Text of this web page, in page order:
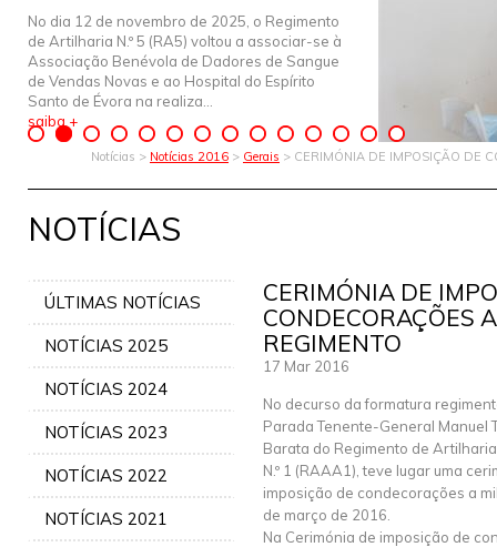
No dia 12 de novembro de 2025, o Regimento
de Artilharia N.º 5 (RA5) voltou a associar-se à
Associação Benévola de Dadores de Sangue
de Vendas Novas e ao Hospital do Espírito
Santo de Évora na realiza...
saiba +
Notícias > Notícias 2016 > Gerais > CERIMÓNIA DE IMPOSIÇÃO DE
NOTÍCIAS
ÚLTIMAS NOTÍCIAS
NOTÍCIAS 2025
NOTÍCIAS 2024
NOTÍCIAS 2023
NOTÍCIAS 2022
NOTÍCIAS 2021
CERIMÓNIA DE
CONDECORAÇÕES
REGIMENTO
17 Mar 2016
No decurso da formatura
Parada Tenente-General Manuel
Barata do Regimento de
N.º 1 (RAAA1), teve lugar uma
imposição de condecorações a
de março de 2016.
Na Cerimónia de imposição de